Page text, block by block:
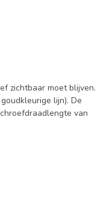
zichtbaar moet blijven.
lijn). De
van